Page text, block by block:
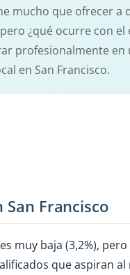
mucho que ofrecer a
¿qué ocurre con
profesionalmente en
en San Francisco.
Francisco
muy baja (3,2%),
que aspiran